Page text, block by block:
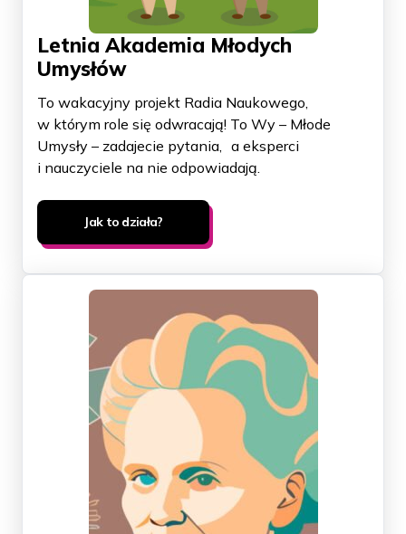
Letnia Akademia Młodych
Umysłów
To wakacyjny projekt Radia Naukowego,
w którym role się odwracają! To Wy – Młode
Umysły – zadajecie pytania, a eksperci
i nauczyciele na nie odpowiadają.
Jak to działa?